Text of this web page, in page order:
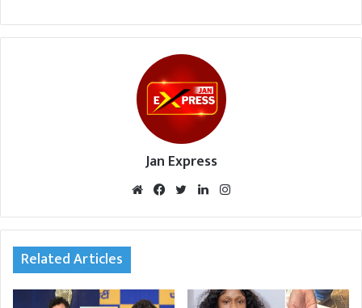
Jan Express
We
te
Fac
oo
Twi
r
Lin
In am
Related Articles